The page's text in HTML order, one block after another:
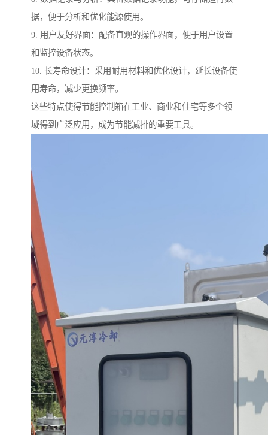
据，便于分析和优化能源使用。
9. 用户友好界面：配备直观的操作界面，便于用户设置
和监控设备状态。
10. 长寿命设计：采用耐用材料和优化设计，延长设备使
用寿命，减少更换频率。
这些特点使得节能控制箱在工业、商业和住宅等多个领
域得到广泛应用，成为节能减排的重要工具。